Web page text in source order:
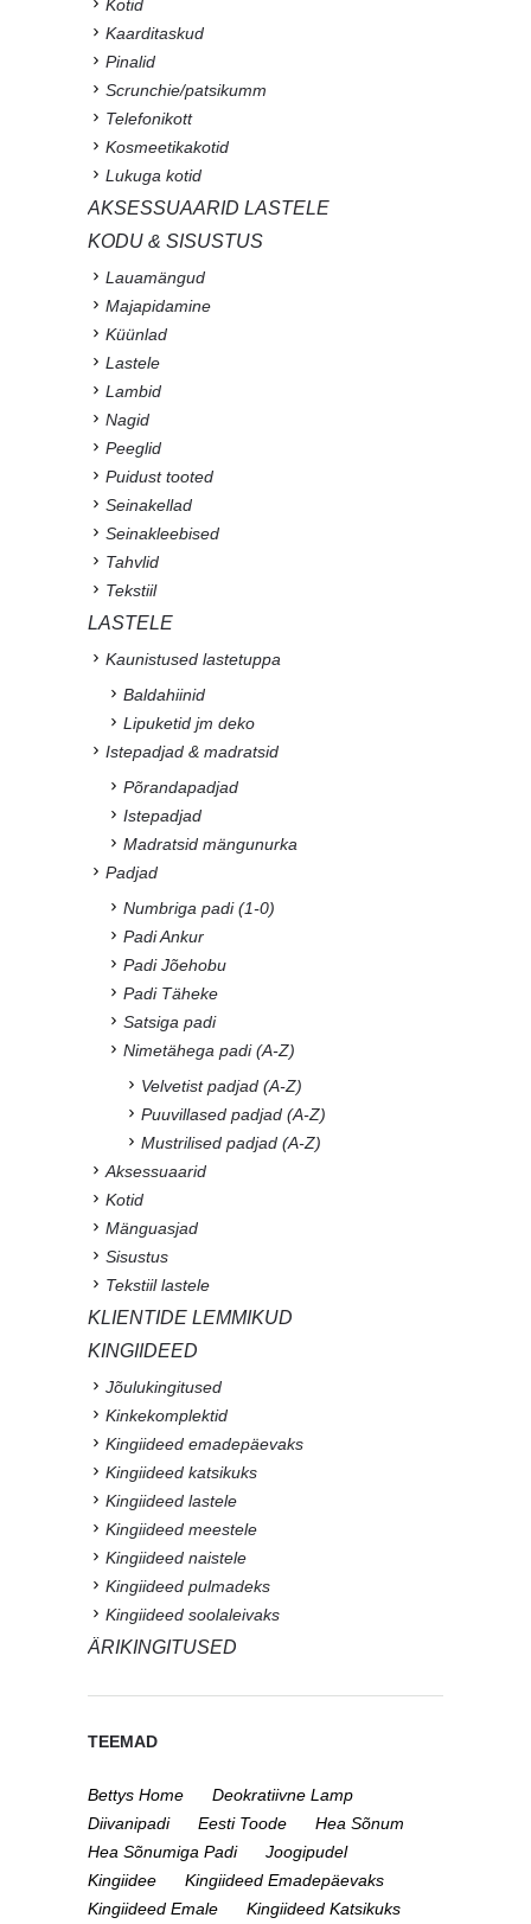
Kotid
Kaarditaskud
Pinalid
Scrunchie/patsikumm
Telefonikott
Kosmeetikakotid
Lukuga kotid
AKSESSUAARID LASTELE
KODU & SISUSTUS
Lauamängud
Majapidamine
Küünlad
Lastele
Lambid
Nagid
Peeglid
Puidust tooted
Seinakellad
Seinakleebised
Tahvlid
Tekstiil
LASTELE
Kaunistused lastetuppa
Baldahiinid
Lipuketid jm deko
Istepadjad & madratsid
Põrandapadjad
Istepadjad
Madratsid mängunurka
Padjad
Numbriga padi (1-0)
Padi Ankur
Padi Jõehobu
Padi Täheke
Satsiga padi
Nimetähega padi (A-Z)
Velvetist padjad (A-Z)
Puuvillased padjad (A-Z)
Mustrilised padjad (A-Z)
Aksessuaarid
Kotid
Mänguasjad
Sisustus
Tekstiil lastele
KLIENTIDE LEMMIKUD
KINGIIDEED
Jõulukingitused
Kinkekomplektid
Kingiideed emadepäevaks
Kingiideed katsikuks
Kingiideed lastele
Kingiideed meestele
Kingiideed naistele
Kingiideed pulmadeks
Kingiideed soolaleivaks
ÄRIKINGITUSED
TEEMAD
Bettys Home
Deokratiivne Lamp
Diivanipadi
Eesti Toode
Hea Sõnum
Hea Sõnumiga Padi
Joogipudel
Kingiidee
Kingiideed Emadepäevaks
Kingiideed Emale
Kingiideed Katsikuks